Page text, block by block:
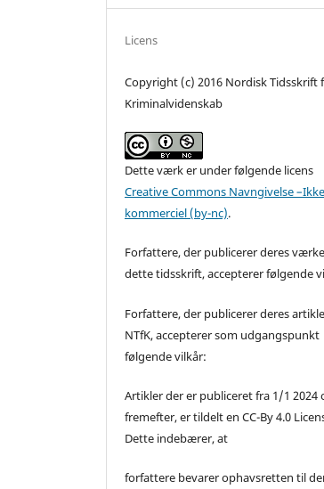
Licens
Copyright (c) 2016 Nordisk Tidsskrift
Kriminalvidenskab
Dette værk er under følgende licens
Creative Commons Navngivelse
kommerciel (by-nc).
Forfattere, der publicerer deres
dette tidsskrift, accepterer følgende
Forfattere, der publicerer deres
NTfK, accepterer som udgangspunkt
følgende vilkår:
Artikler der er publiceret fra 1/1 2024
fremefter, er tildelt en CC-By 4.0
Dette indebærer, at
forfattere bevarer ophavsretten til